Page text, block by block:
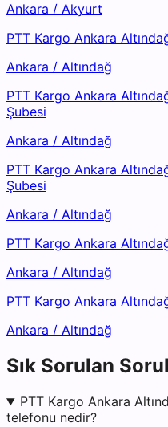
Ankara / Akyurt
PTT Kargo Ankara
Ankara / Altındağ
PTT Kargo Ankara
Şubesi
Ankara / Altındağ
PTT Kargo Ankara
Şubesi
Ankara / Altındağ
PTT Kargo Ankara
Ankara / Altındağ
PTT Kargo Ankara
Ankara / Altındağ
Sık Sorulan
PTT Kargo Ankara
telefonu nedir?